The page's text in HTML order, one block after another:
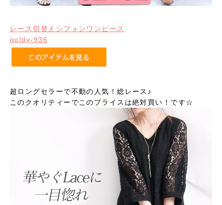
レース切替えシフォンワンピース
goldy-936
超ロングセラーで不動の人気！総レース♪
このクオリティーでこのプライスは絶対買い！です☆